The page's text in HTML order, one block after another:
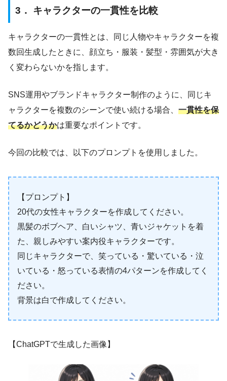
3． キャラクターの一貫性を比較
キャラクターの一貫性とは、同じ人物やキャラクターを複
数回生成したときに、顔立ち・服装・髪型・雰囲気が大き
く変わらないかを指します。
SNS運用やブランドキャラクター制作のように、同じキ
ャラクターを複数のシーンで使い続ける場合、 一貫性を保
てるかどうかは重要なポイントです。
今回の比較では、以下のプロンプトを使用しました。
【プロンプト】
20代の女性キャラクターを作成してください。
黒髪のボブヘア、白いシャツ、青いジャケットを着
た、親しみやすい案内役キャラクターです。
同じキャラクターで、笑っている・驚いている・泣
いている・怒っている表情の4パターンを作成してく
ださい。
背景は白で作成してください。
【ChatGPTで生成した画像】